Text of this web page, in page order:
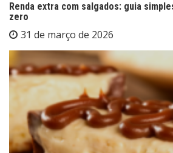
Renda extra com salgados: guia
zero
31 de março de 2026